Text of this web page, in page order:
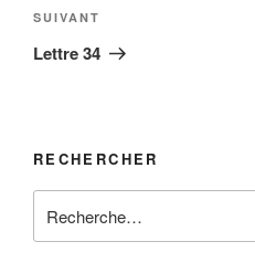
Article
suivant
SUIVANT
Lettre 34
RECHERCHER
pour